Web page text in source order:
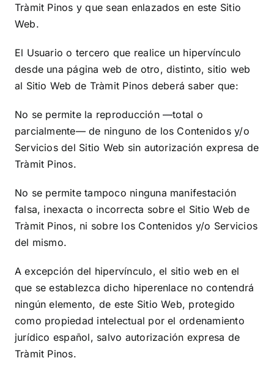
Tràmit Pinos y que sean enlazados en este Sitio
Web.
El Usuario o tercero que realice un hipervínculo
desde una página web de otro, distinto, sitio web
al Sitio Web de Tràmit Pinos deberá saber que:
No se permite la reproducción —total o
parcialmente— de ninguno de los Contenidos y/o
Servicios del Sitio Web sin autorización expresa de
Tràmit Pinos.
No se permite tampoco ninguna manifestación
falsa, inexacta o incorrecta sobre el Sitio Web de
Tràmit Pinos, ni sobre los Contenidos y/o Servicios
del mismo.
A excepción del hipervínculo, el sitio web en el
que se establezca dicho hiperenlace no contendrá
ningún elemento, de este Sitio Web, protegido
como propiedad intelectual por el ordenamiento
jurídico español, salvo autorización expresa de
Tràmit Pinos.